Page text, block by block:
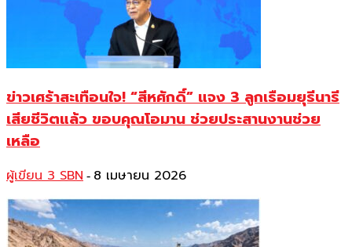
ข่าวเศร้าสะเทือนใจ! “สีหศักดิ์” แจง 3 ลูกเรือมยุรีนารี
เสียชีวิตแล้ว ขอบคุณโอมาน ช่วยประสานงานช่วย
เหลือ
ผู้เขียน 3 SBN - 8 เมษายน 2026